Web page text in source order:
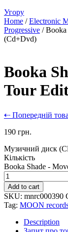
Угору
Home /Electronic
Progressive / Booka
(Cd+Dvd)
Booka
Tour
⇠ Попередній
190 грн.
Музичний диск
Кількість
Booka Shade -
Add to cart
SKU: mnrc000390
Tag: MOON
Description